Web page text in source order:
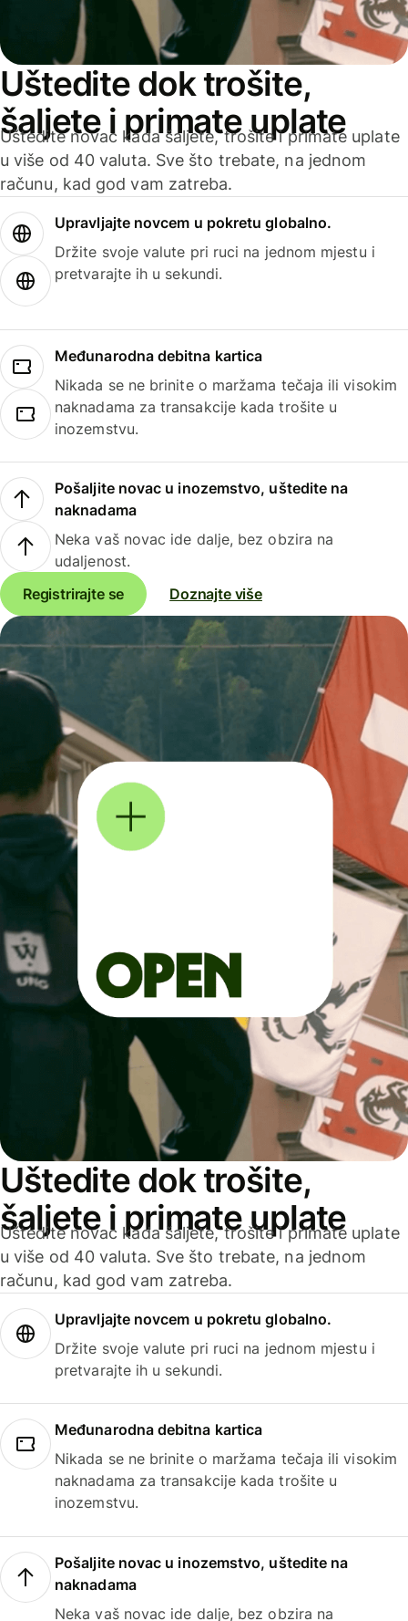
Uštedite dok trošite,
šaljete i primate uplate
Uštedite novac kada šaljete, trošite i primate uplate
u više od 40 valuta. Sve što trebate, na jednom
računu, kad god vam zatreba.
Upravljajte novcem u pokretu globalno.
Držite svoje valute pri ruci na jednom mjestu i
pretvarajte ih u sekundi.
Međunarodna debitna kartica
Nikada se ne brinite o maržama tečaja ili visokim
naknadama za transakcije kada trošite u
inozemstvu.
Pošaljite novac u inozemstvo, uštedite na
naknadama
Neka vaš novac ide dalje, bez obzira na
udaljenost.
Registrirajte se
Doznajte više
Uštedite dok trošite,
šaljete i primate uplate
Uštedite novac kada šaljete, trošite i primate uplate
u više od 40 valuta. Sve što trebate, na jednom
računu, kad god vam zatreba.
Upravljajte novcem u pokretu globalno.
Držite svoje valute pri ruci na jednom mjestu i
pretvarajte ih u sekundi.
Međunarodna debitna kartica
Nikada se ne brinite o maržama tečaja ili visokim
naknadama za transakcije kada trošite u
inozemstvu.
Pošaljite novac u inozemstvo, uštedite na
naknadama
Neka vaš novac ide dalje, bez obzira na